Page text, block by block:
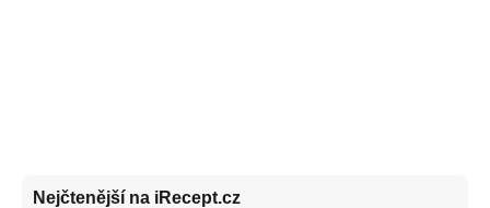
Nejčtenější na iRecept.cz